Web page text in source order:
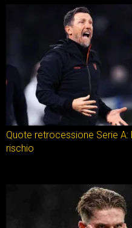
Quote retrocessione Serie
rischio